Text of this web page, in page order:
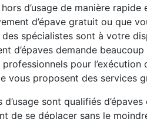
d’usage de manière
d’épave gratuit ou que
des spécialistes sont à votre
d’épaves demande beaucoup
pour l’exécution
vous proposent des services
sont qualifiés
de se déplacer sans le